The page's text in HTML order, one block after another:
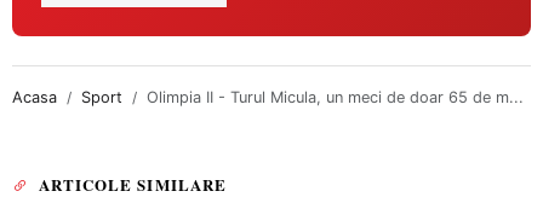
Acasa Sport Olimpia II - Turul Micula, un meci de doar 65 de m...
ARTICOLE SIMILARE